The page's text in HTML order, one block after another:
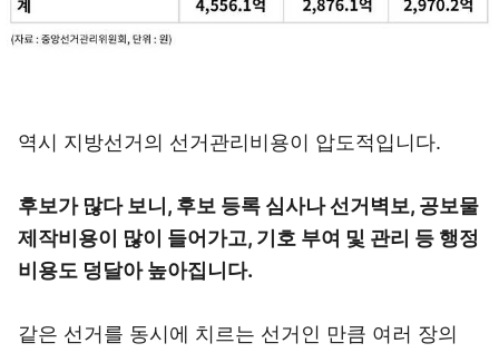
역시 지방선거의 선거관리비용이 압도적입니다.
후보가 많다 보니, 후보 등록 심사나 선거벽보, 공보물
제작비용이 많이 들어가고, 기호 부여 및 관리 등 행정
비용도 덩달아 높아집니다.
같은 선거를 동시에 치르는 선거인 만큼 여러 장의